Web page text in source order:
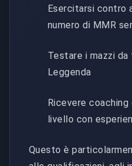
Esercitarsi contro
numero di MMR
Testare i mazzi da
Leggenda
Ricevere
livello con
Questo è